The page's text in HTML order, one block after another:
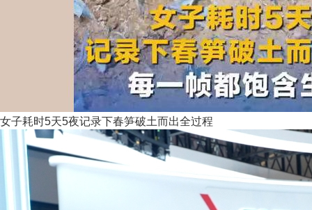
女子耗时5天5夜记录下春笋破土而出全过程